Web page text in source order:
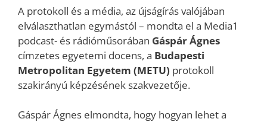
A protokoll és a média, az újságírás valójában
elválaszthatlan egymástól – mondta el a Media1
podcast- és rádióműsorában Gáspár Ágnes
címzetes egyetemi docens, a Budapesti
Metropolitan Egyetem (METU) protokoll
szakirányú képzésének szakvezetője.
Gáspár Ágnes elmondta, hogy hogyan lehet a